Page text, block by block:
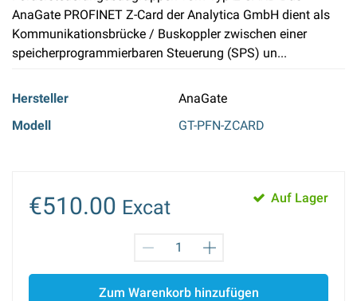
AnaGate PROFINET Z-Card der Analytica GmbH dient als
Kommunikationsbrücke / Buskoppler zwischen einer
speicherprogrammierbaren Steuerung (SPS) un...
Hersteller
AnaGate
Modell
GT-PFN-ZCARD
€510.00 Excat Auf Lager
Zum Warenkorb hinzufügen